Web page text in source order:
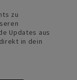
zu
Updates aus
in dein